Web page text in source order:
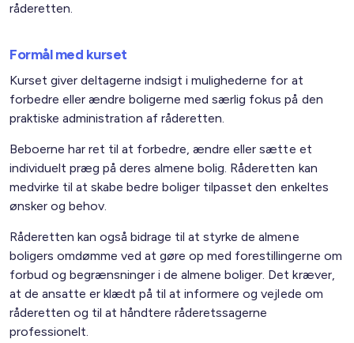
råderetten.
Formål med kurset
Kurset giver deltagerne indsigt i mulighederne for at
forbedre eller ændre boligerne med særlig fokus på den
praktiske administration af råderetten.
Beboerne har ret til at forbedre, ændre eller sætte et
individuelt præg på deres almene bolig. Råderetten kan
medvirke til at skabe bedre boliger tilpasset den enkeltes
ønsker og behov.
Råderetten kan også bidrage til at styrke de almene
boligers omdømme ved at gøre op med forestillingerne om
forbud og begrænsninger i de almene boliger. Det kræver,
at de ansatte er klædt på til at informere og vejlede om
råderetten og til at håndtere råderetssagerne
professionelt.